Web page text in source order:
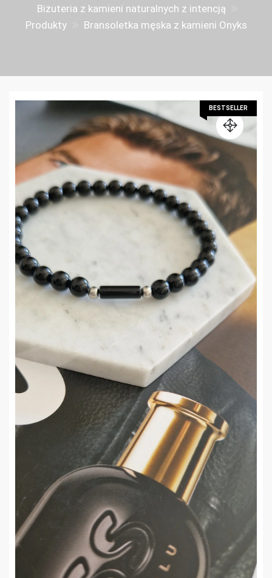
Biżuteria z kamieni naturalnych z intencją
Produkty
Bransoletka męska z kamieni Onyks
BESTSELLER